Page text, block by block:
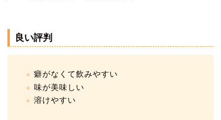
良い評判
癖がなくて飲みやすい
味が美味しい
溶けやすい